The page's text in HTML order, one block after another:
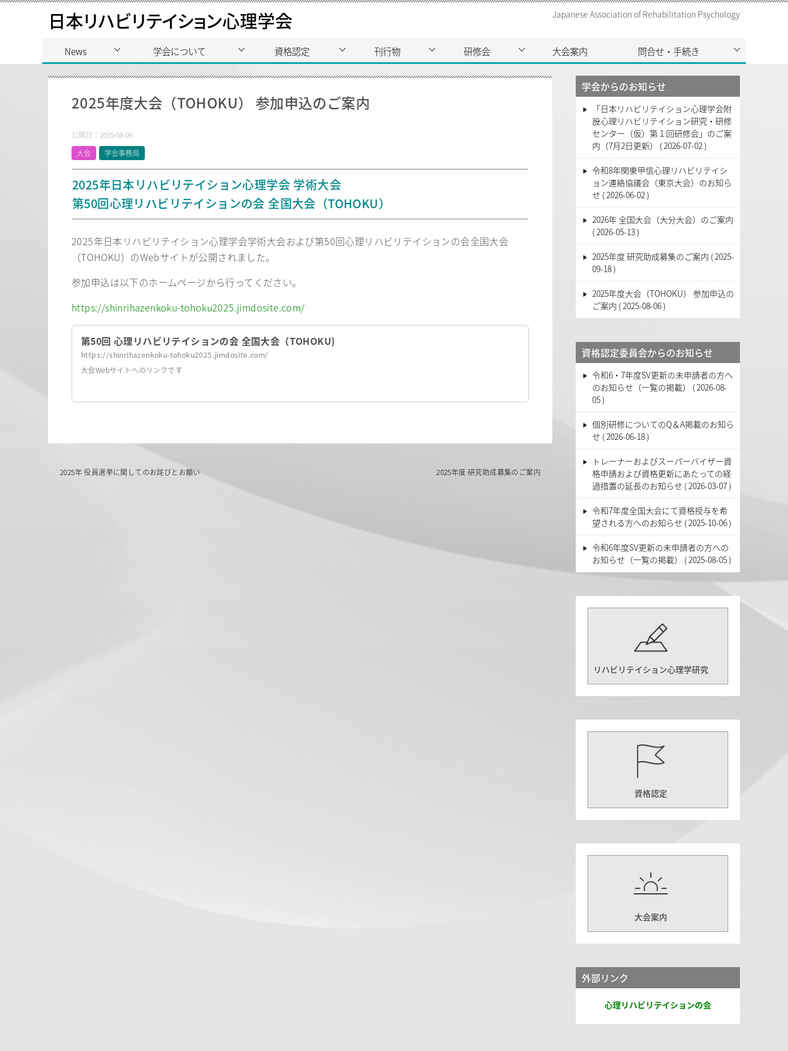
日本リハビリテイション心理学会 Japanese Association of Rehabilitation Psychology
News 学会について 資格認定 刊行物 研修会 大会案内 問合せ・手続き
2025年度大会（TOHOKU） 参加申込のご案内
公開日： 2025-08-06
大会
学会事務局
2025年日本リハビリテイション心理学会 学術大会
第50回心理リハビリテイションの会 全国大会（TOHOKU）
2025年日本リハビリテイション心理学会学術大会および第50回心理リハビリテイションの会全国大会
（TOHOKU）のWebサイトが公開されました。
参加申込は以下のホームページから行ってください。
https://shinrihazenkoku-tohoku2025.jimdosite.com/
第50回 心理リハビリテイションの会 全国大会（TOHOKU)
https://shinrihazenkoku-tohoku2025.jimdosite.com/
大会Webサイトへのリンクです
投2025年 役員選挙に関してのお詫びとお願い 2025年度 研究助成募集のご案内
学会からのお知らせ
「日本リハビリテイション心理学会附
設心理リハビリテイション研究・研修
センター（仮）第１回研修会」のご案
内（7月2日更新）
2026-07-02
令和8年関東甲信心理リハビリテイシ
ョン連絡協議会（東京大会）のお知ら
せ 2026-06-02
2026年 全国大会（大分大会）のご案内
2026-05-13
2025年度 研究助成募集のご案内 2025-
09-18
2025年度大会（TOHOKU） 参加申込の
ご案内 2025-08-06
資格認定委員会からのお知らせ
令和6・7年度SV更新の未申請者の方へ
のお知らせ（一覧の掲載）
2026-08-
05
個別研修についてのQ＆A掲載のお知ら
せ 2026-06-18
トレーナーおよびスーパーバイザー資
格申請および資格更新にあたっての経
過措置の延長のお知らせ 2026-03-07
令和7年度全国大会にて資格授与を希
望される方へのお知らせ 2025-10-06
令和6年度SV更新の未申請者の方への
お知らせ（一覧の掲載）
2025-08-05
リハビリテイション心理学研究
資格認定
大会案内
外部リンク
心理リハビリテイションの会